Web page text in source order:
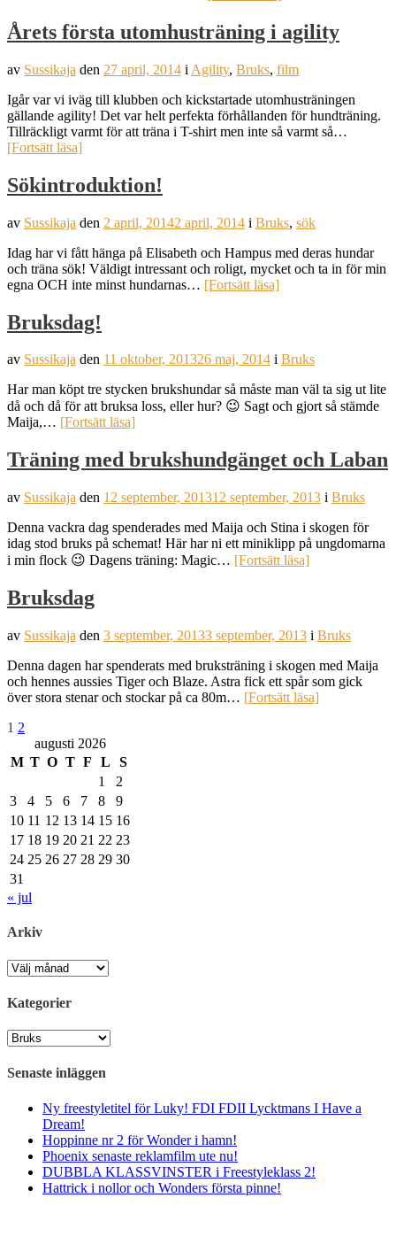
Årets första utomhusträning i agility
av Sussikaja den 27 april, 2014 i Agility, Bruks, film
Igår var vi iväg till klubben och kickstartade utomhusträningen
gällande agility! Det var helt perfekta förhållanden för hundträning.
Tillräckligt varmt för att träna i T-shirt men inte så varmt så…
[Fortsätt läsa]
Sökintroduktion!
av Sussikaja den 2 april, 20142 april, 2014 i Bruks, sök
Idag har vi fått hänga på Elisabeth och Hampus med deras hundar
och träna sök! Väldigt intressant och roligt, mycket och ta in för min
egna OCH inte minst hundarnas… [Fortsätt läsa]
Bruksdag!
av Sussikaja den 11 oktober, 201326 maj, 2014 i Bruks
Har man köpt tre stycken brukshundar så måste man väl ta sig ut lite
då och då för att bruksa loss, eller hur? 😉 Sagt och gjort så stämde
Maija,… [Fortsätt läsa]
Träning med brukshundgänget och Laban
av Sussikaja den 12 september, 201312 september, 2013 i Bruks
Denna vackra dag spenderades med Maija och Stina i skogen för
idag stod bruks på schemat! Här har ni ett miniklipp på ungdomarna
i min flock 😉 Dagens träning: Magic… [Fortsätt läsa]
Bruksdag
av Sussikaja den 3 september, 20133 september, 2013 i Bruks
Denna dagen har spenderats med bruksträning i skogen med Maija
och hennes aussies Tiger och Blaze. Astra fick ett spår som gick
över stora stenar och stockar på ca 80m… [Fortsätt läsa]
Inläggsnavigering
Sida
1 Sida
2
augusti 2026
M T O T F L
S
1
2
3
4 5 6 7 8
9
10 11 12 13 14 15 16
17 18 19 20 21 22 23
24 25 26 27 28 29 30
31
« jul
Arkiv
Arkiv
Kategorier
Kategorier
Senaste inläggen
Ny freestyletitel för Luky! FDI FDII Lycktmans I Have a
Dream!
Hoppinne nr 2 för Wonder i hamn!
Phoenix senaste reklamfilm ute nu!
DUBBLA KLASSVINSTER i Freestyleklass 2!
Hattrick i nollor och Wonders första pinne!